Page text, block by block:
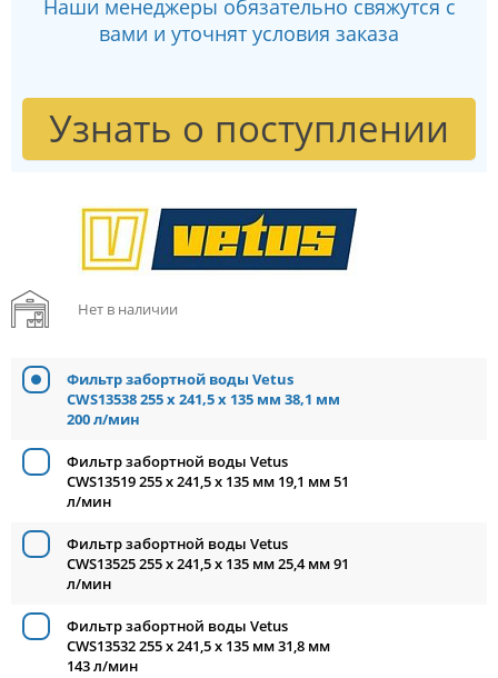
Наши менеджеры обязательно свяжутся с
вами и уточнят условия заказа
Узнать о поступлении
Нет в наличии
Фильтр забортной воды Vetus
CWS13538 255 x 241,5 x 135 мм 38,1 мм
200 л/мин
Фильтр забортной воды Vetus
CWS13519 255 x 241,5 x 135 мм 19,1 мм 51
л/мин
Фильтр забортной воды Vetus
CWS13525 255 x 241,5 x 135 мм 25,4 мм 91
л/мин
Фильтр забортной воды Vetus
CWS13532 255 x 241,5 x 135 мм 31,8 мм
143 л/мин